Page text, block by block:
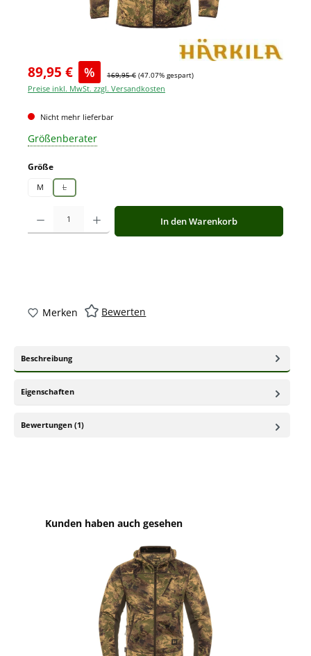
89,95 € % 169,95 € (47.07% gespart)
Preise inkl. MwSt. zzgl. Versandkosten
Nicht mehr lieferbar
Größenberater
Größeauswählen
M L
(Diese Option ist zurzeit nicht verfügbar.)
Produkt Anzahl: Gib den gewünschten Wert ein oder benutze die
In den Warenkorb
Merken Bewerten
Beschreibung
Eigenschaften
Bewertungen (1)
Produktgalerie überspringen
Kunden haben auch gesehen